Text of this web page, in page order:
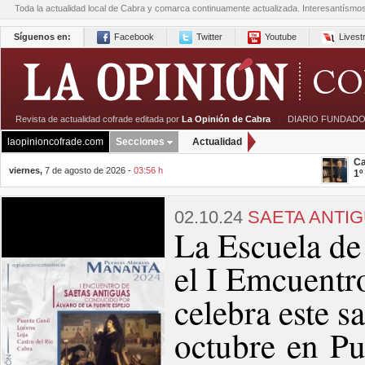
Toda la actualidad local de Cabra y comarca continuamente actualizada.
Síguenos en: Facebook Twitter Youtube
Revista de actualidad cofrade editada por La Opinión de Cabra | DIARIO
laopinioncofrade.com Secciones Actualidad
viernes, 7 de agosto de 2026 - 03:56 h
02.10.24 SAETA
La Escuela
el I
celebra este
octubre en